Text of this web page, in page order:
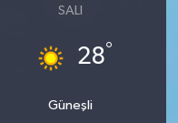
SALI
28°
Güneşli